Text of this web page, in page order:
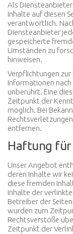
Als Diensteanbieter
Inhalte auf diesen
verantwortlich.
Diensteanbieter
gespeicherte
Umständen zu
hinweisen.
Verpflichtungen zur
Informationen
unberührt. Eine
Zeitpunkt der
möglich. Bei
entfernen.
Haftung für
Unser Angebot
deren Inhalte wir
diese fremden
Inhalte der
Betreiber der
wurden zum
Rechtsverstöße
Zeitpunkt der